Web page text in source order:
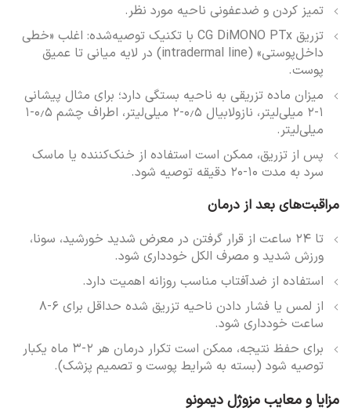
تمیز کردن و ضدعفونی ناحیه مورد نظر.
تزریق CG DiMONO PTx با تکنیک توصیه‌شده: اغلب «خطی
داخل‌پوستی» (intradermal line) در لایه میانی تا عمیق
پوست.
میزان ماده تزریقی به ناحیه بستگی دارد؛ برای مثال پیشانی
۱-۲ میلی‌لیتر، نازولابیال ۰٫۵-۲ میلی‌لیتر، اطراف چشم ۰٫۵-۱
میلی‌لیتر.
پس از تزریق، ممکن است استفاده از خنک‌کننده یا ماسک
سرد به مدت ۱۰-۲۰ دقیقه توصیه شود.
مراقبت‌های بعد از درمان
تا ۲۴ ساعت از قرار گرفتن در معرض شدید خورشید، سونا،
ورزش شدید و مصرف الکل خودداری شود.
استفاده از ضدآفتاب مناسب روزانه اهمیت دارد.
از لمس یا فشار دادن ناحیه تزریق شده حداقل برای ۶-۸
ساعت خودداری شود.
برای حفظ نتیجه، ممکن است تکرار درمان هر ۲-۳ ماه یکبار
توصیه شود (بسته به شرایط پوست و تصمیم پزشک).
مزایا و معایب مزوژل دیمونو